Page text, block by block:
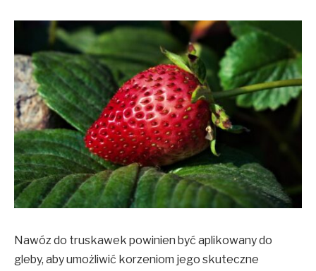
Nawóz do truskawek powinien być aplikowany do
gleby, aby umożliwić korzeniom jego skuteczne